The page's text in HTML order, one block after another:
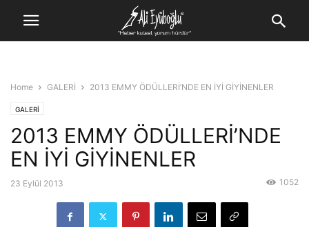
Home GALERİ 2013 EMMY ÖDÜLLERİ’NDE EN İYİ GİYİNENLER
GALERİ
2013 EMMY ÖDÜLLERİ’NDE
EN İYİ GİYİNENLER
23 Eylül 2013 1052